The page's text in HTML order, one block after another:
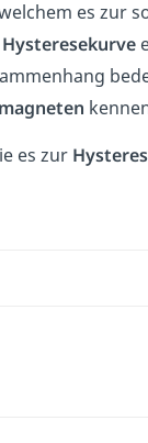
es zur
Hysteresekurve
es zur